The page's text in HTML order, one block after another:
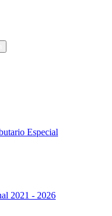
Especial
2021 - 2026